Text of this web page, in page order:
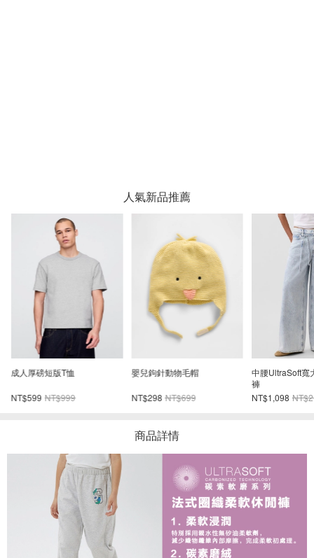
人氣新品推薦
成人厚磅短版T恤
NT$599 NT$999
嬰兒鉤針動物毛帽
NT$298 NT$699
中腰UltraSoft寬
褲
NT$1,098
商品詳情